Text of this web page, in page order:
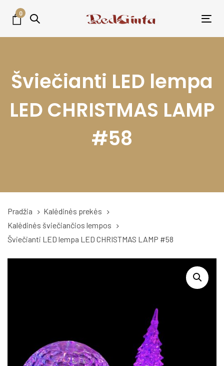
links
content
0
Šviečianti LED lempa
LED CHRISTMAS LAMP
#58
Pradžia
Kalėdinės prekės
Kalėdinės šviečiančios lempos
Šviečianti LED lempa LED CHRISTMAS LAMP #58